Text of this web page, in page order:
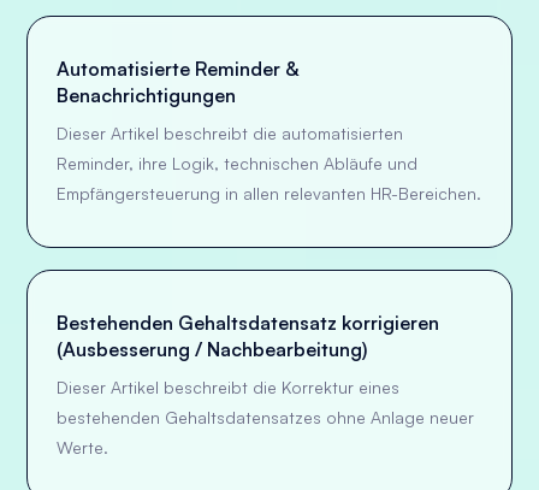
Automatisierte Reminder &
Benachrichtigungen
Dieser Artikel beschreibt die automatisierten
Reminder, ihre Logik, technischen Abläufe und
Empfängersteuerung in allen relevanten HR-Bereichen.
Bestehenden Gehaltsdatensatz korrigieren
(Ausbesserung / Nachbearbeitung)
Dieser Artikel beschreibt die Korrektur eines
bestehenden Gehaltsdatensatzes ohne Anlage neuer
Werte.